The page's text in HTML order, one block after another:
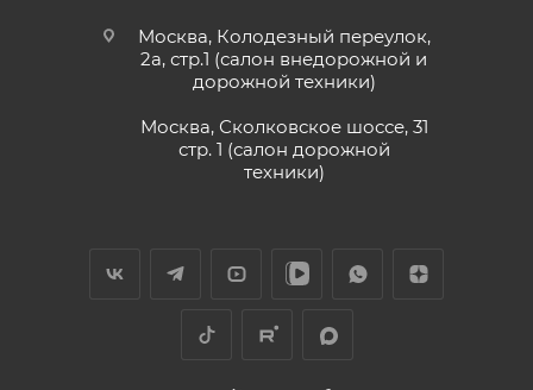
Москва, Колодезный переулок,
2а, стр.1 (салон внедорожной и
дорожной техники)
Москва, Сколковское шоссе, 31
стр. 1 (салон дорожной
техники)